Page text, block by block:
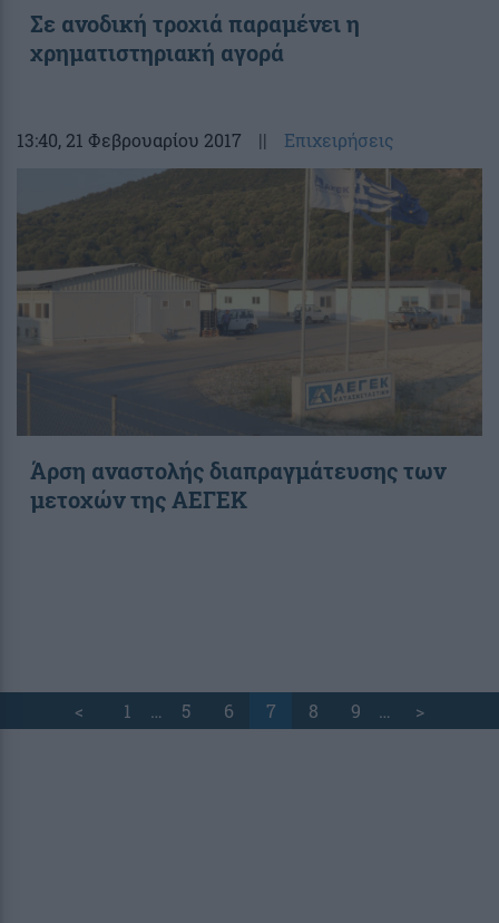
Σε ανοδική τροχιά παραμένει η
χρηματιστηριακή αγορά
13:40, 21 Φεβρουαρίου 2017 || Επιχειρήσεις
Άρση αναστολής διαπραγμάτευσης των
μετοχών της ΑΕΓΕΚ
< 1 … 5 6 7 8 9 … >